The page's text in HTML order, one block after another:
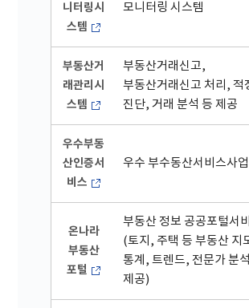
니터링시
스템
모니터링 시스템
부동산거
래관리시
스템
부동산거래신고,
부동산거래신고 처리, 적
진단, 거래 분석 등 제공
우수부동
산인증서
비스
우수 부수동산서비스사
온나라
부동산
포털
부동산 정보 공공포털서
(토지, 주택 등 부동산 지
통계, 트렌드, 전문가 분
제공)